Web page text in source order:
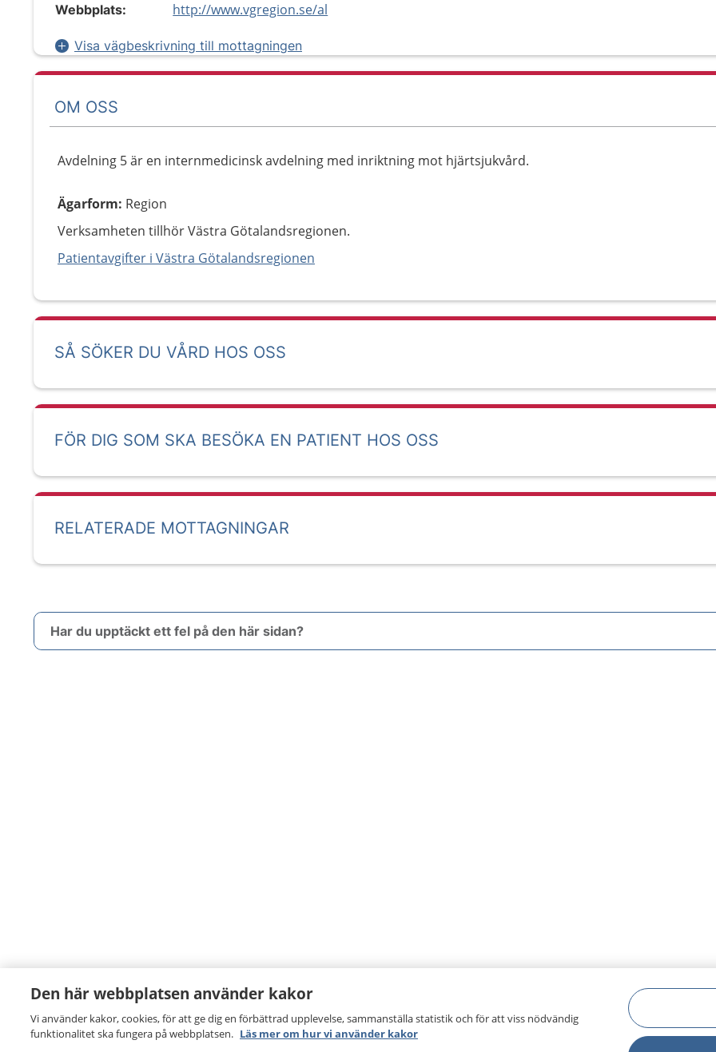
Webbplats: http://www.vgregion.se/al
Visa vägbeskrivning till mottagningen
OM OSS
Avdelning 5 är en internmedicinsk avdelning med inriktning mot hjärtsjukvård.
Ägarform: Region
Verksamheten tillhör Västra Götalandsregionen.
Patientavgifter i Västra Götalandsregionen
SÅ SÖKER DU VÅRD HOS OSS
FÖR DIG SOM SKA BESÖKA EN PATIENT HOS OSS
RELATERADE MOTTAGNINGAR
Har du upptäckt ett fel på den här sidan?
Den här webbplatsen använder kakor
Vi använder kakor, cookies, för att ge dig en förbättrad upplevelse, sammanställa statistik och för att viss nödvändig
funktionalitet ska fungera på webbplatsen. Läs mer om hur vi använder kakor